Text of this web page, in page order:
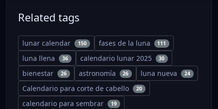
Related tags
lunar calendar 150 fases de la luna 111
luna llena 36 calendario lunar 2025 30
bienestar 26 astronomía 26 luna nueva 24
Calendario para corte de cabello 20
calendario para sembrar 19